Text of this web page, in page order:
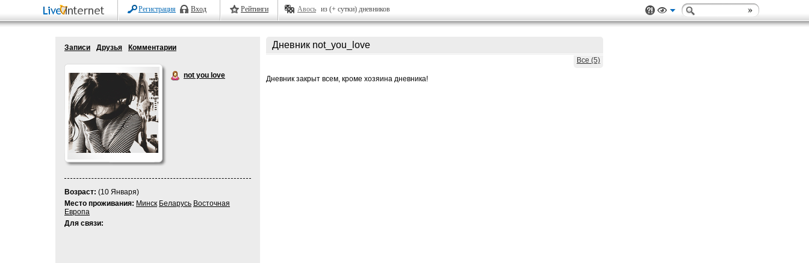
Регистрация Вход Рейтинги Авось из (+ сутки) дневников
Записи Друзья Комментарии
not you love
Возраст: (10 Января)
Место проживания: Минск Беларусь Восточная
Европа
Для связи:
Дневник not_you_love
Все (5)
Дневник закрыт всем, кроме хозяина дневника!